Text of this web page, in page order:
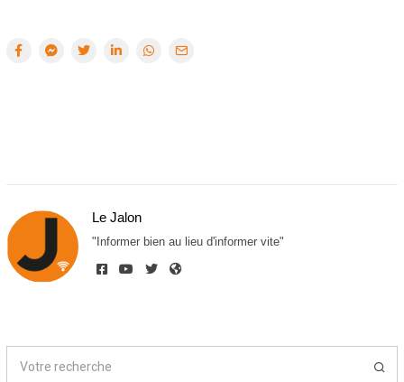
Le Jalon
"Informer bien au lieu d'informer vite"